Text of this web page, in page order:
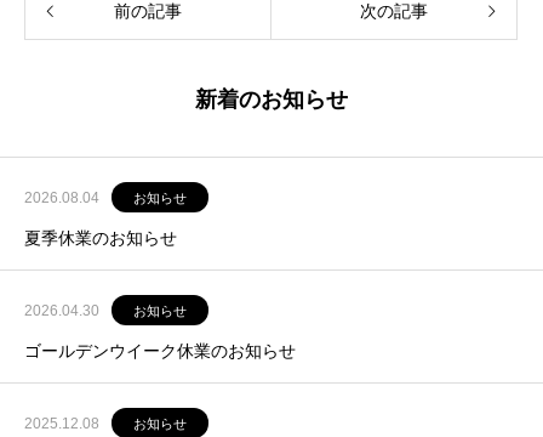
前の記事 次の記事
新着のお知らせ
2026.08.04 お知らせ
夏季休業のお知らせ
2026.04.30 お知らせ
ゴールデンウイーク休業のお知らせ
2025.12.08 お知らせ